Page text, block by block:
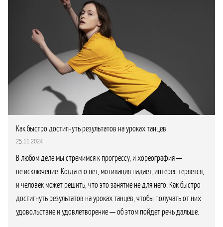
Как быстро достигнуть результатов на уроках танцев
25.11.2024
В любом деле мы стремимся к прогрессу, и хореография —
не исключение. Когда его нет, мотивация падает, интерес теряется,
и человек может решить, что это занятие не для него. Как быстро
достигнуть результатов на уроках танцев, чтобы получать от них
удовольствие и удовлетворение — об этом пойдет речь дальше.